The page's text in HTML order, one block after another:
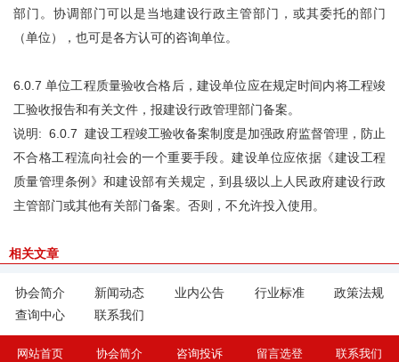
部门。协调部门可以是当地建设行政主管部门，或其委托的部门
（单位），也可是各方认可的咨询单位。
6.0.7 单位工程质量验收合格后，建设单位应在规定时间内将工程竣
工验收报告和有关文件，报建设行政管理部门备案。
说明: 6.0.7 建设工程竣工验收备案制度是加强政府监督管理，防止
不合格工程流向社会的一个重要手段。建设单位应依据《建设工程
质量管理条例》和建设部有关规定，到县级以上人民政府建设行政
主管部门或其他有关部门备案。否则，不允许投入使用。
相关文章
协会简介 新闻动态 业内公告 行业标准
政策法规
查询中心
联系我们
网站首页 协会简介 咨询投诉 留言选登 联系我们